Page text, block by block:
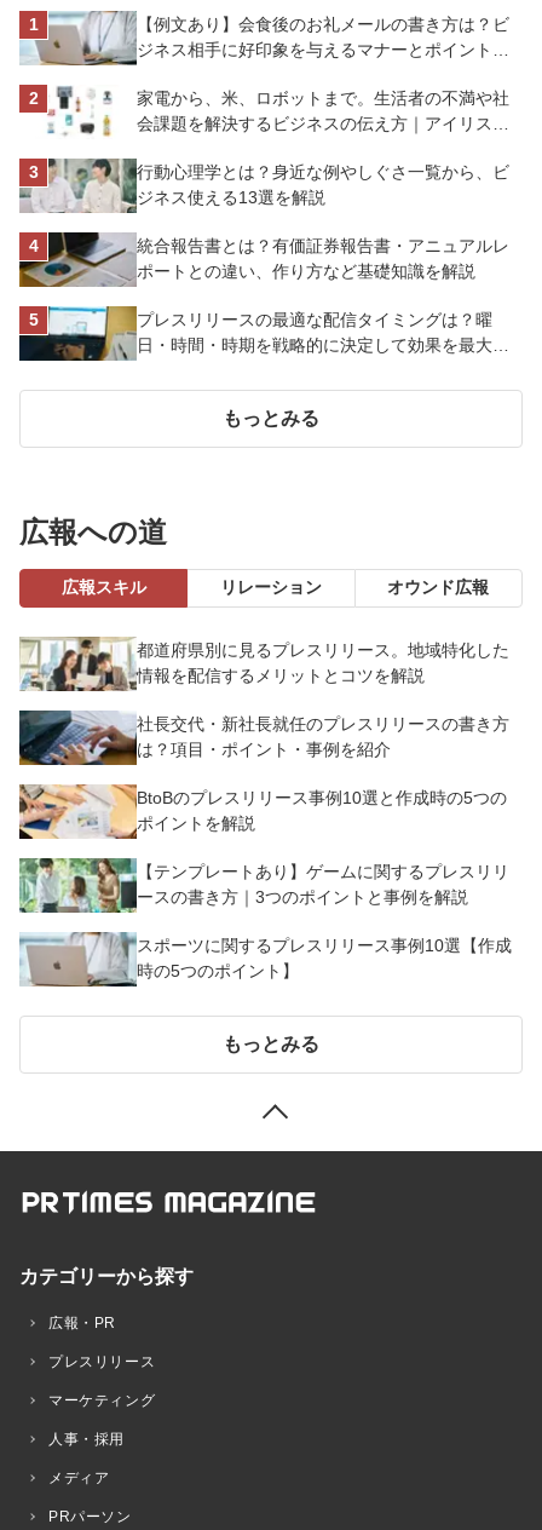
【例文あり】会食後のお礼メールの書き方は？ビ
ジネス相手に好印象を与えるマナーとポイントを
家電から、米、ロボットまで。生活者の不満や社
会課題を解決するビジネスの伝え方｜アイリスオ
行動心理学とは？身近な例やしぐさ一覧から、ビ
ジネス使える13選を解説
統合報告書とは？有価証券報告書・アニュアルレ
ポートとの違い、作り方など基礎知識を解説
プレスリリースの最適な配信タイミングは？曜
日・時間・時期を戦略的に決定して効果を最大化
もっとみる
広報への道
広報スキル リレーション オウンド広報
都道府県別に見るプレスリリース。地域特化した
情報を配信するメリットとコツを解説
社長交代・新社長就任のプレスリリースの書き方
は？項目・ポイント・事例を紹介
BtoBのプレスリリース事例10選と作成時の5つの
ポイントを解説
【テンプレートあり】ゲームに関するプレスリリ
ースの書き方｜3つのポイントと事例を解説
スポーツに関するプレスリリース事例10選【作成
時の5つのポイント】
もっとみる
カテゴリーから探す
広報・PR
プレスリリース
マーケティング
人事・採用
メディア
PRパーソン